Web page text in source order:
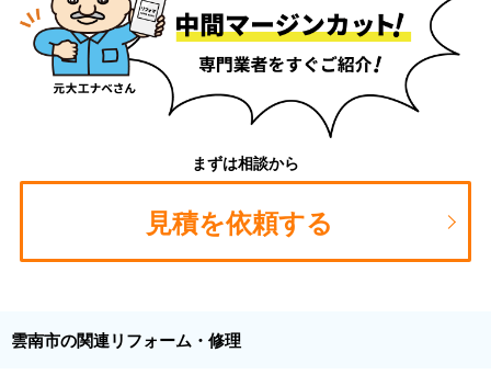
まずは相談から
見積を依頼する
雲南市の関連リフォーム・修理